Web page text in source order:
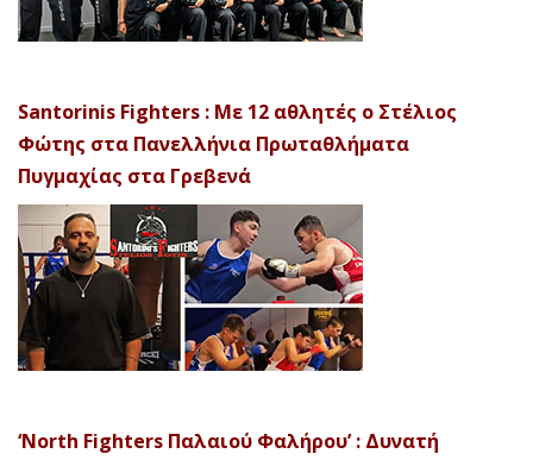
Santorinis Fighters : Με 12 αθλητές ο Στέλιος
Φώτης στα Πανελλήνια Πρωταθλήματα
Πυγμαχίας στα Γρεβενά
‘North Fighters Παλαιού Φαλήρου’ : Δυνατή